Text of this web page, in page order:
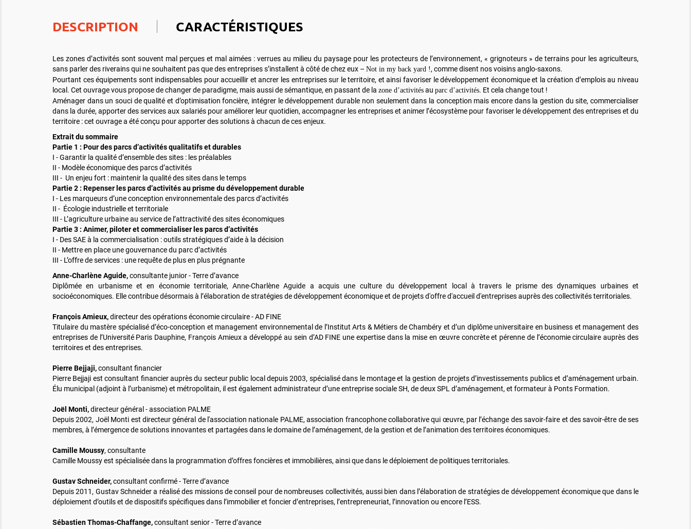
DESCRIPTION CARACTÉRISTIQUES
Les zones d’activités sont souvent mal perçues et mal aimées : verrues au milieu du paysage pour les protecteurs de l’environnement, « grignoteurs » de terrains pour les agriculteurs,
sans parler des riverains qui ne souhaitent pas que des entreprises s’installent à côté de chez eux – Not in my back yard ! , comme disent nos voisins anglo-saxons.
Pourtant ces équipements sont indispensables pour accueillir et ancrer les entreprises sur le territoire, et ainsi favoriser le développement économique et la création d’emplois au niveau
local. Cet ouvrage vous propose de changer de paradigme, mais aussi de sémantique, en passant de la zone d’activités au parc d’activités. Et cela change tout !
Aménager dans un souci de qualité et d’optimisation foncière, intégrer le développement durable non seulement dans la conception mais encore dans la gestion du site, commercialiser
dans la durée, apporter des services aux salariés pour améliorer leur quotidien, accompagner les entreprises et animer l’écosystème pour favoriser le développement des entreprises et du
territoire : cet ouvrage a été conçu pour apporter des solutions à chacun de ces enjeux.
Extrait du sommaire
Partie 1 : Pour des parcs d’activités qualitatifs et durables
I - Garantir la qualité d’ensemble des sites : les préalables
II - Modèle économique des parcs d’activités
III - Un enjeu fort : maintenir la qualité des sites dans le temps
Partie 2 : Repenser les parcs d’activités au prisme du développement durable
I - Les marqueurs d’une conception environnementale des parcs d’activités
II - Écologie industrielle et territoriale
III - L’agriculture urbaine au service de l’attractivité des sites économiques
Partie 3 : Animer,piloter et commercialiser les parcs d’activités
I - Des SAE à la commercialisation : outils stratégiques d’aide à la décision
II - Mettre en place une gouvernance du parc d’activités
III - L’offre de services : une requête de plus en plus prégnante
Anne-Charlène Aguide,consultante junior - Terre d’avance
Diplômée en urbanisme et en économie territoriale, Anne-Charlène Aguide a acquis une culture du développement local à travers le prisme des dynamiques urbaines et
socioéconomiques. Elle contribue désormais à l’élaboration de stratégies de développement économique et de projets d'offre d'accueil d'entreprises auprès des collectivités territoriales.
François Amieux,directeur des opérations économie circulaire - AD FINE
Titulaire du mastère spécialisé d’éco-conception et management environnemental de l’Institut Arts & Métiers de Chambéry et d’un diplôme universitaire en business et management des
entreprises de l’Université Paris Dauphine, François Amieux a développé au sein d’AD FINE une expertise dans la mise en œuvre concrète et pérenne de l’économie circulaire auprès des
territoires et des entreprises.
Pierre Bejjaji,consultant financier
Pierre Bejjaji est consultant financier auprès du secteur public local depuis 2003, spécialisé dans le montage et la gestion de projets d’investissements publics et d’aménagement urbain.
Élu municipal (adjoint à l’urbanisme) et métropolitain, il est également administrateur d’une entreprise sociale SH, de deux SPL d’aménagement, et formateur à Ponts Formation.
Joël Monti,directeur général - association PALME
Depuis 2002, Joël Monti est directeur général de l'association nationale PALME, association francophone collaborative qui œuvre, par l’échange des savoir-faire et des savoir-être de ses
membres, à l’émergence de solutions innovantes et partagées dans le domaine de l’aménagement, de la gestion et de l’animation des territoires économiques.
Camille Moussy, consultante
Camille Moussy est spécialisée dans la programmation d’offres foncières et immobilières, ainsi que dans le déploiement de politiques territoriales.
Gustav Schneider,consultant confirmé - Terre d’avance
Depuis 2011, Gustav Schneider a réalisé des missions de conseil pour de nombreuses collectivités, aussi bien dans l’élaboration de stratégies de développement économique que dans le
déploiement d’outils et de dispositifs spécifiques dans l’immobilier et foncier d’entreprises, l’entrepreneuriat, l’innovation ou encore l’ESS.
Sébastien Thomas-Chaffange,consultant senior - Terre d’avance